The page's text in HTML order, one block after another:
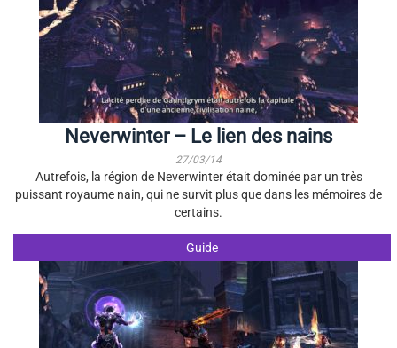
Neverwinter – Le lien des nains
27/03/14
Autrefois, la région de Neverwinter était dominée par un très
puissant royaume nain, qui ne survit plus que dans les mémoires de
certains.
Guide